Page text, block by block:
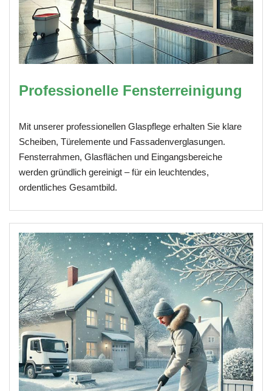
Professionelle Fensterreinigung
Mit unserer professionellen Glaspflege erhalten Sie klare
Scheiben, Türelemente und Fassadenverglasungen.
Fensterrahmen, Glasflächen und Eingangsbereiche
werden gründlich gereinigt – für ein leuchtendes,
ordentliches Gesamtbild.